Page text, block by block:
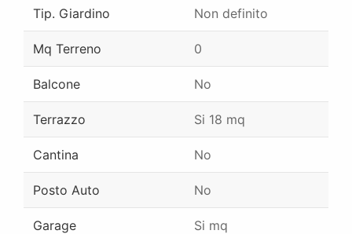
Tip. Giardino Non definito
Mq Terreno 0
Balcone No
Terrazzo Si 18 mq
Cantina No
Posto Auto No
Garage Si mq